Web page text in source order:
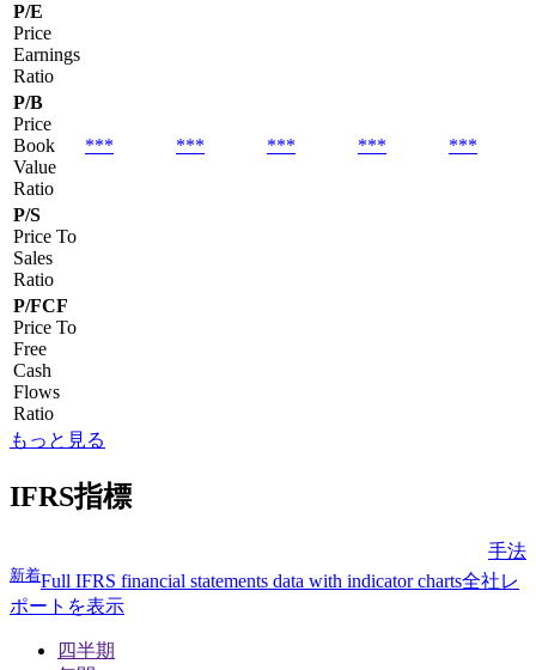
P/E
Price
Earnings
Ratio
P/B
Price
Book
Value
Ratio
*** *** *** *** ***
P/S
Price To
Sales
Ratio
P/FCF
Price To
Free
Cash
Flows
Ratio
もっと見る
IFRS指標
手法
新着Full IFRS financial statements data with indicator charts全社レ
ポートを表示
四半期